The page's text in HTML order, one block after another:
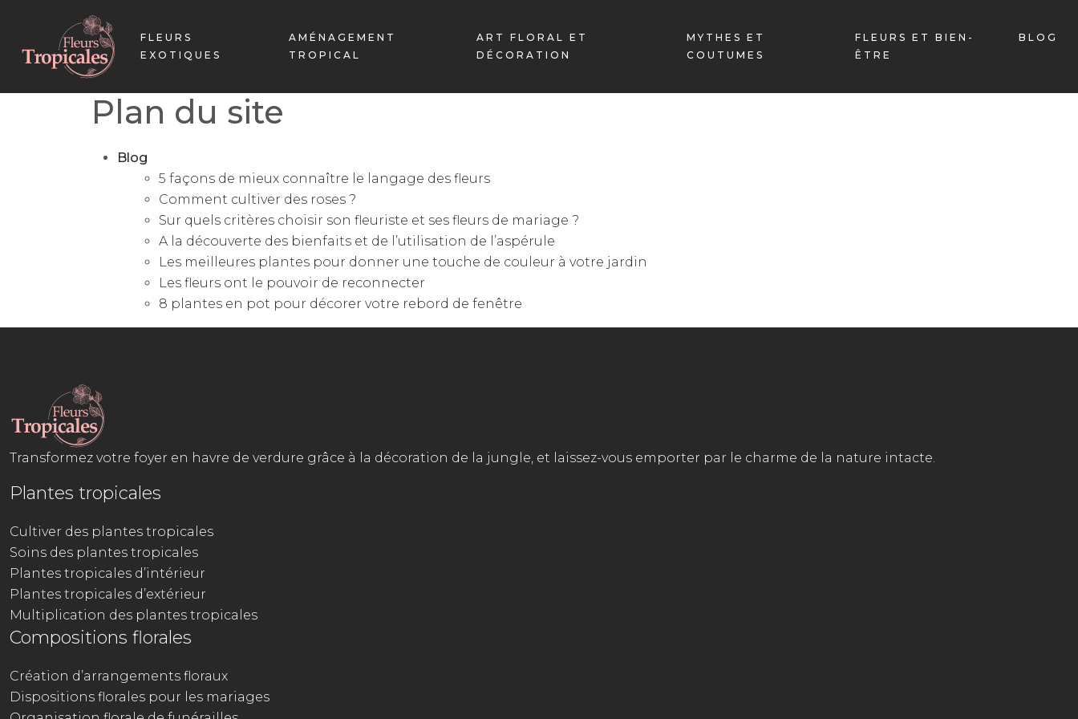
FLEURS
EXOTIQUES
AMÉNAGEMENT
TROPICAL
ART FLORAL ET
DÉCORATION
MYTHES ET
COUTUMES
FLEURS ET BIEN-
ÊTRE
BLOG
Plan du site
Blog
5 façons de mieux connaître le langage des fleurs
Comment cultiver des roses ?
Sur quels critères choisir son fleuriste et ses fleurs de mariage ?
A la découverte des bienfaits et de l’utilisation de l’aspérule
Les meilleures plantes pour donner une touche de couleur à votre jardin
Les fleurs ont le pouvoir de reconnecter
8 plantes en pot pour décorer votre rebord de fenêtre
Transformez votre foyer en havre de verdure grâce à la décoration de la jungle, et laissez-vous emporter par le charme de la nature intacte.
Plantes tropicales
Cultiver des plantes tropicales
Soins des plantes tropicales
Plantes tropicales d’intérieur
Plantes tropicales d’extérieur
Multiplication des plantes tropicales
Compositions florales
Création d’arrangements floraux
Dispositions florales pour les mariages